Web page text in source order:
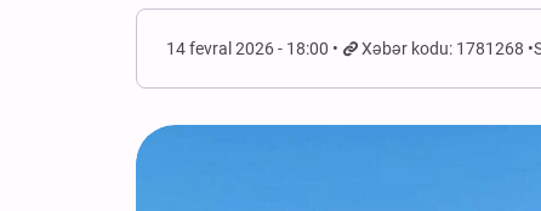
14 fevral 2026 - 18:00 Xəbər kodu: 1781268